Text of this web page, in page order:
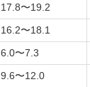
17.8〜19.2
16.2〜18.1
6.0〜7.3
9.6〜12.0